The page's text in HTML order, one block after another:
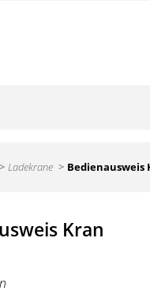
Ladekrane Bedienausweis
Kran